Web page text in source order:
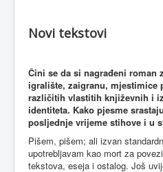
Novi tekstovi
Čini se da si nagrađeni roman
igralište, zaigranu, mjestimice
različitih vlastitih književnih i
identiteta. Kako pjesme
posljednje vrijeme stihove i u
Pišem, pišem; ali izvan
upotrebljavam kao mort za
tekstova, eseja i ostalog. Još